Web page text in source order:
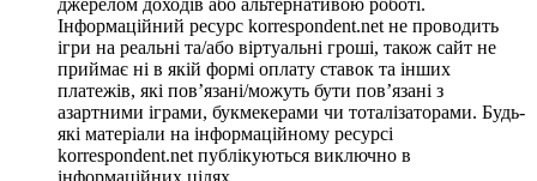
Інформаційний ресурс korrespondent.net не проводить
ігри на реальні та/або віртуальні гроші, також сайт не
приймає ні в якій формі оплату ставок та інших
платежів, які пов’язані/можуть бути пов’язані з
азартними іграми, букмекерами чи тоталізаторами. Будь-
які матеріали на інформаційному ресурсі
korrespondent.net публікуються виключно в
інформаційних цілях.